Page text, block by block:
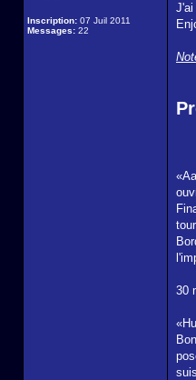
Inscription: 07 Juil 2011
Messages: 22
J'ai
30